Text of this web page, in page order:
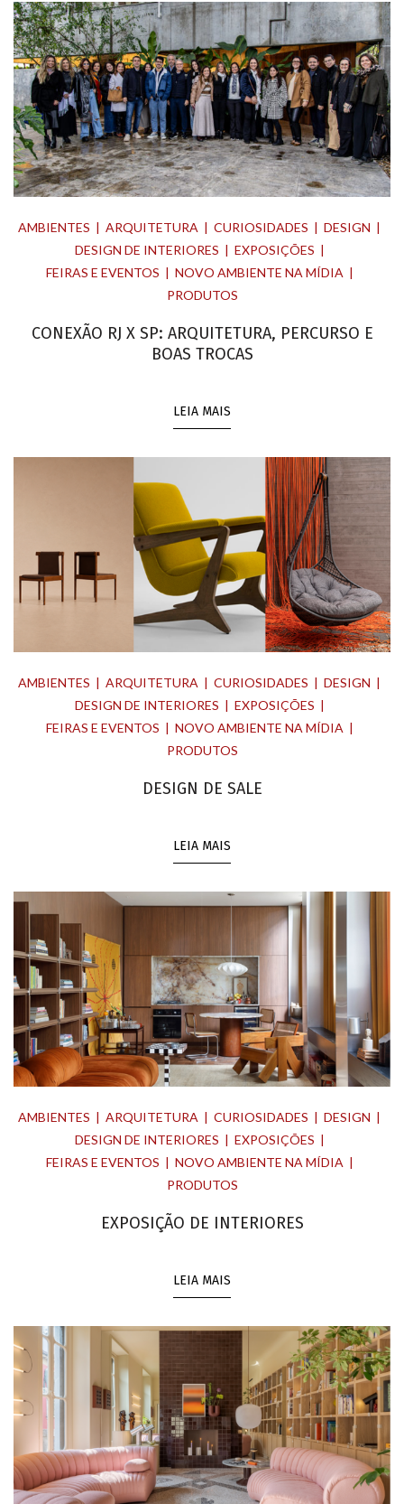
AMBIENTES ARQUITETURA CURIOSIDADES
DESIGN
DESIGN DE INTERIORES
EXPOSIÇÕES
FEIRAS E EVENTOS
NOVO AMBIENTE NA MÍDIA
PRODUTOS
CONEXÃO RJ X SP: ARQUITETURA, PERCURSO E
BOAS TROCAS
LEIA MAIS
AMBIENTES ARQUITETURA CURIOSIDADES
DESIGN
DESIGN DE INTERIORES
EXPOSIÇÕES
FEIRAS E EVENTOS
NOVO AMBIENTE NA MÍDIA
PRODUTOS
DESIGN DE SALE
LEIA MAIS
AMBIENTES ARQUITETURA CURIOSIDADES
DESIGN
DESIGN DE INTERIORES
EXPOSIÇÕES
FEIRAS E EVENTOS
NOVO AMBIENTE NA MÍDIA
PRODUTOS
EXPOSIÇÃO DE INTERIORES
LEIA MAIS